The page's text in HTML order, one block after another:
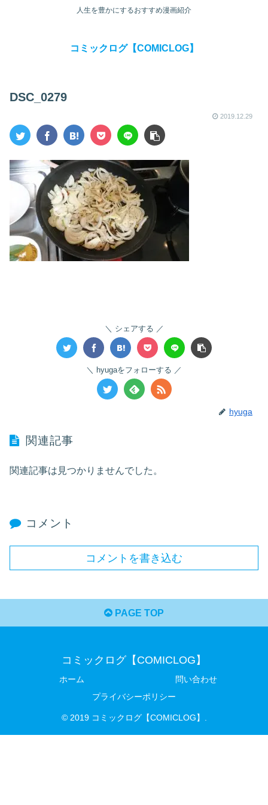
人生を豊かにするおすすめ漫画紹介
コミックログ【COMICLOG】
DSC_0279
2019.12.29
シェアする
hyugaをフォローする
hyuga
関連記事
関連記事は見つかりませんでした。
コメント
コメントを書き込む
PAGE TOP
コミックログ【COMICLOG】
ホーム
問い合わせ
プライバシーポリシー
© 2019 コミックログ【COMICLOG】.